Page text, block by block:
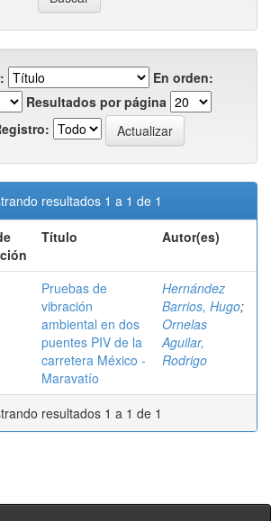
En orden:
Resultados por página
resultados 1 a 1 de 1
Título Autor(es)
Pruebas de
vibración
ambiental en dos
puentes PIV de la
carretera México -
Maravatío
Hernández
Barrios, Hugo;
Ornelas
Aguilar,
Rodrigo
resultados 1 a 1 de 1